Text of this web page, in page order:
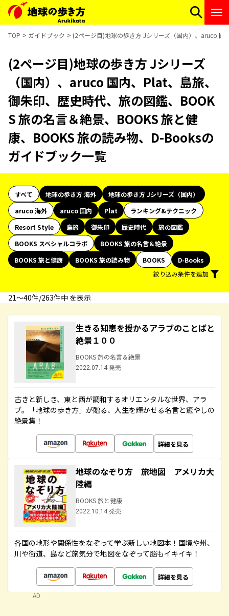
TOP ガイドブック (2ページ目)地球の歩き方 Jシリーズ（国内）、aruco
(2ページ目)地球の歩き方 Jシリーズ
（国内）、aruco 国内、Plat、島旅、
御朱印、歴史時代、旅の図鑑、BOOK
S 旅の名言＆絶景、BOOKS 旅と健
康、BOOKS 旅の読み物、D-Booksの
ガイドブック一覧
すべて 地球の歩き方 海外
地球の歩き方 Jシリーズ（国内）
aruco 海外
aruco 国内 Plat
ランキング&テクニック
Resort Style
島旅 御朱印 歴史時代
旅の図鑑
BOOKS スペシャルコラボ
BOOKS 旅の名言＆絶景
BOOKS 旅と健康
BOOKS 旅の読み物 BOOKS
D-Books
絞り込み条件を追加
21〜40件/263件中 を表示
生きる知恵を授かるアラブのことばと
絶景１００
BOOKS 旅の名言＆絶景
2022.07.14 発売
古きと新しき、東と西が調和するオリエンタルな世界、アラ
ブ。「地球の歩き方」が贈る、人生を輝かせる名言と癒やしの
絶景集！
詳細を見る
地球のなぞり方 旅地図 アメリカ大
陸編
BOOKS 旅と健康
2022.10.14 発売
各国の地形や関係性をなぞって学ぶ新しい地図本！国境や州、
川や街道、島など旅気分で地図をなぞって脳もイキイキ！
詳細を見る
AD